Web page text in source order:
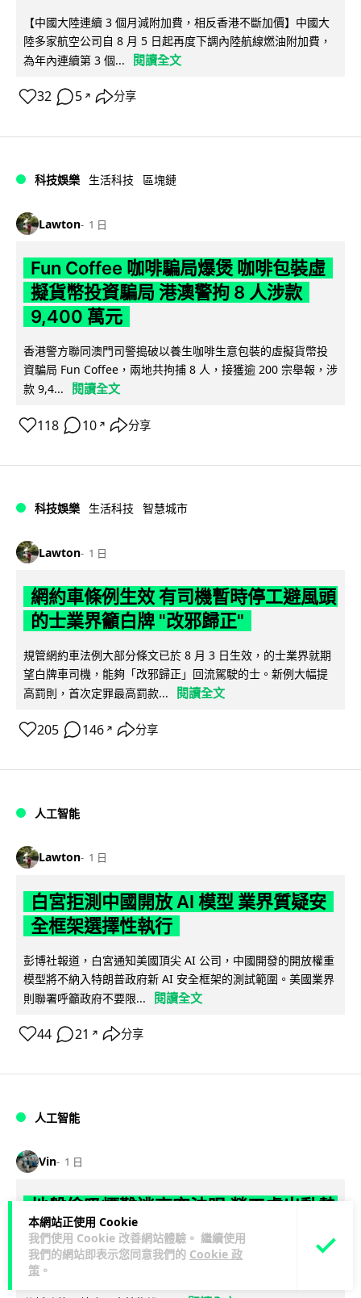
本網站正使用 Cookie
我們使用 Cookie 改善網站體驗。 繼續使用
我們的網站即表示您同意我們的 Cookie 政
策 。
【中國大陸連續 3 個月減附加費，相反香港不斷加價】中國大
陸多家航空公司自 8 月 5 日起再度下調內陸航線燃油附加費，
為年內連續第 3 個...
閱讀全文
32 5 ↗ 分享
科技娛樂 生活科技 區塊鏈
Lawton 1 日
Fun Coffee 咖啡騙局爆煲 咖啡包裝虛
擬貨幣投資騙局 港澳警拘 8 人涉款
9,400 萬元
香港警方聯同澳門司警搗破以養生咖啡生意包裝的虛擬貨幣投
資騙局 Fun Coffee，兩地共拘捕 8 人，接獲逾 200 宗舉報，涉
款 9,4...
閱讀全文
118 10 ↗ 分享
科技娛樂 生活科技 智慧城市
Lawton 1 日
網約車條例生效 有司機暫時停工避風頭
的士業界籲白牌 "改邪歸正"
規管網約車法例大部分條文已於 8 月 3 日生效，的士業界就期
望白牌車司機，能夠「改邪歸正」回流駕駛的士。新例大幅提
高罰則，首次定罪最高罰款...
閱讀全文
205 146 ↗ 分享
人工智能
Lawton 1 日
白宮拒測中國開放 AI 模型 業界質疑安
全框架選擇性執行
彭博社報道，白宮通知美國頂尖 AI 公司，中國開發的開放權重
模型將不納入特朗普政府新 AI 安全框架的測試範圍。美國業界
則聯署呼籲政府不要限...
閱讀全文
44 21 ↗ 分享
人工智能
Vin 1 日
地盤偷吸煙難逃高空法眼 勞工處出動熱
感無人機 擬加 AI 人臉識別精準執法
勞工處投入配備熱感應鏡頭的小型無人機進行高空巡邏以打擊